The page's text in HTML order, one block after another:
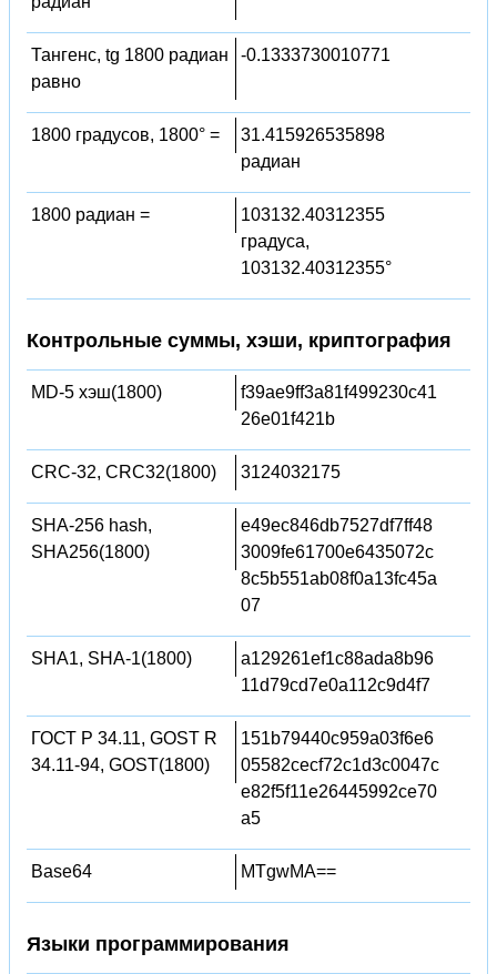
Тангенс, tg 1800 радиан
равно
-0.1333730010771
1800 градусов, 1800° =
31.415926535898
радиан
1800 радиан =
103132.40312355
градуса,
103132.40312355°
Контрольные суммы, хэши, криптография
MD-5 хэш(1800)
f39ae9ff3a81f499230c41
26e01f421b
CRC-32, CRC32(1800) 3124032175
SHA-256 hash,
SHA256(1800)
e49ec846db7527df7ff48
3009fe61700e6435072c
8c5b551ab08f0a13fc45a
07
SHA1, SHA-1(1800)
a129261ef1c88ada8b96
11d79cd7e0a112c9d4f7
ГОСТ Р 34.11, GOST R
34.11-94, GOST(1800)
151b79440c959a03f6e6
05582cecf72c1d3c0047c
e82f5f11e26445992ce70
a5
Base64 MTgwMA==
Языки программирования